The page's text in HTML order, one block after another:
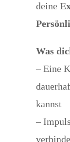
deine
Was
– Eine
kannst
–